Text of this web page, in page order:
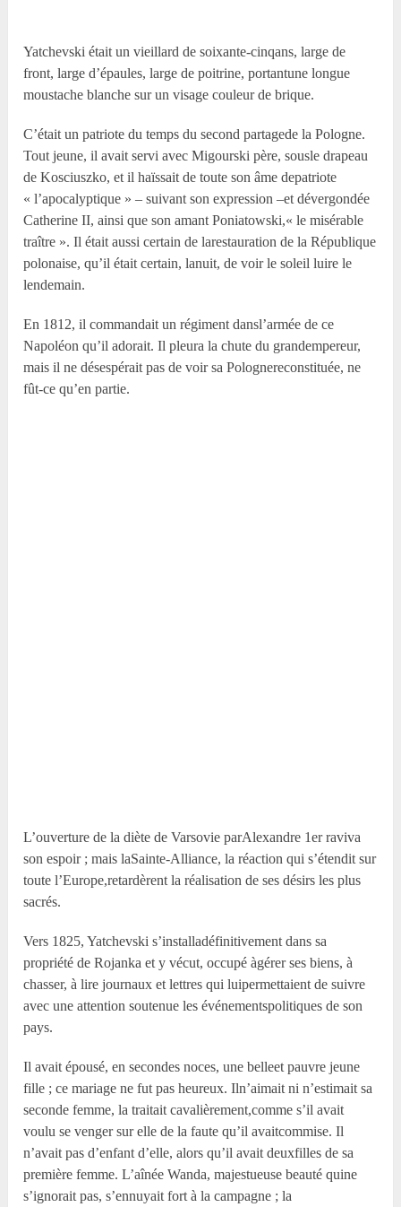
Yatchevski était un vieillard de soixante-cinqans, large de
front, large d’épaules, large de poitrine, portantune longue
moustache blanche sur un visage couleur de brique.
C’était un patriote du temps du second partagede la Pologne.
Tout jeune, il avait servi avec Migourski père, sousle drapeau
de Kosciuszko, et il haïssait de toute son âme depatriote
« l’apocalyptique » – suivant son expression –et dévergondée
Catherine II, ainsi que son amant Poniatowski,« le misérable
traître ». Il était aussi certain de larestauration de la République
polonaise, qu’il était certain, lanuit, de voir le soleil luire le
lendemain.
En 1812, il commandait un régiment dansl’armée de ce
Napoléon qu’il adorait. Il pleura la chute du grandempereur,
mais il ne désespérait pas de voir sa Polognereconstituée, ne
fût-ce qu’en partie.
L’ouverture de la diète de Varsovie parAlexandre 1erraviva
son espoir ; mais laSainte-Alliance, la réaction qui s’étendit sur
toute l’Europe,retardèrent la réalisation de ses désirs les plus
sacrés.
Vers 1825, Yatchevski s’installadéfinitivement dans sa
propriété de Rojanka et y vécut, occupé àgérer ses biens, à
chasser, à lire journaux et lettres qui luipermettaient de suivre
avec une attention soutenue les événementspolitiques de son
pays.
Il avait épousé, en secondes noces, une belleet pauvre jeune
fille ; ce mariage ne fut pas heureux. Iln’aimait ni n’estimait sa
seconde femme, la traitait cavalièrement,comme s’il avait
voulu se venger sur elle de la faute qu’il avaitcommise. Il
n’avait pas d’enfant d’elle, alors qu’il avait deuxfilles de sa
première femme. L’aînée Wanda, majestueuse beauté quine
s’ignorait pas, s’ennuyait fort à la campagne ; la